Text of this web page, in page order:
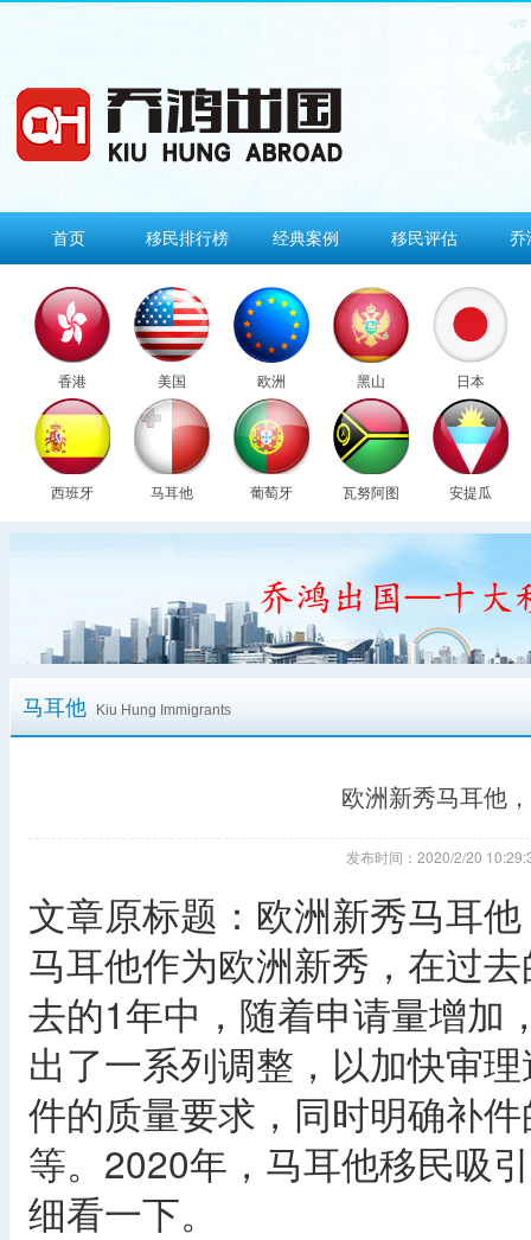
首页 移民排行榜 经典案例 移民评估 乔
香港 美国 欧洲 黑山 日本
西班牙 马耳他 葡萄牙 瓦努阿图 安提瓜
马耳他 Kiu Hung Immigrants
欧洲新秀马耳他
发布时间：2020/2/20
文章原标题：欧洲新秀马耳
马耳他作为欧洲新秀，在过
去的1年中，随着申请量增加
出了一系列调整，以加快审
件的质量要求，同时明确补
等。2020年，马耳他移民吸
细看一下。